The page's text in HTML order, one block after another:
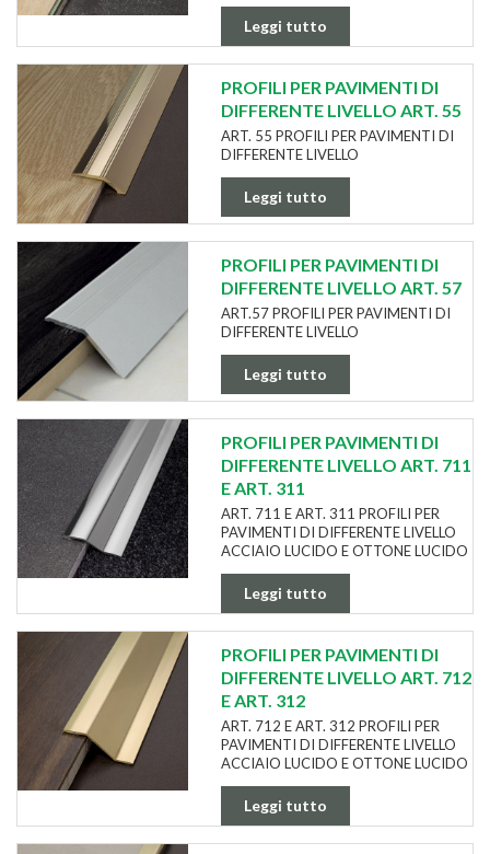
Leggi tutto
PROFILI PER PAVIMENTI DI
DIFFERENTE LIVELLO ART. 55
ART. 55 PROFILI PER PAVIMENTI DI
DIFFERENTE LIVELLO
Leggi tutto
PROFILI PER PAVIMENTI DI
DIFFERENTE LIVELLO ART. 57
ART.57 PROFILI PER PAVIMENTI DI
DIFFERENTE LIVELLO
Leggi tutto
PROFILI PER PAVIMENTI DI
DIFFERENTE LIVELLO ART. 711
E ART. 311
ART. 711 E ART. 311 PROFILI PER
PAVIMENTI DI DIFFERENTE LIVELLO
ACCIAIO LUCIDO E OTTONE LUCIDO
Leggi tutto
PROFILI PER PAVIMENTI DI
DIFFERENTE LIVELLO ART. 712
E ART. 312
ART. 712 E ART. 312 PROFILI PER
PAVIMENTI DI DIFFERENTE LIVELLO
ACCIAIO LUCIDO E OTTONE LUCIDO
Leggi tutto